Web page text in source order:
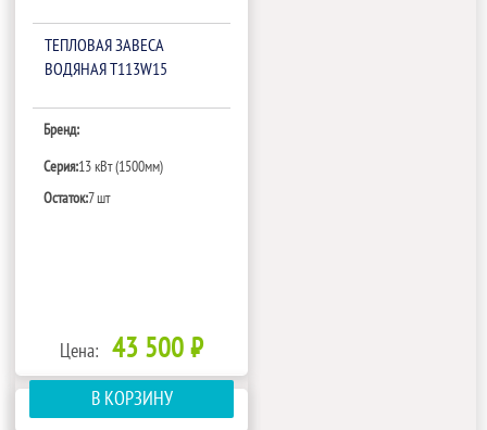
ТЕПЛОВАЯ ЗАВЕСА
ВОДЯНАЯ T113W15
Бренд:
Серия:13 кВт (1500мм)
Остаток:7 шт
Цена: 43 500 ₽
В КОРЗИНУ